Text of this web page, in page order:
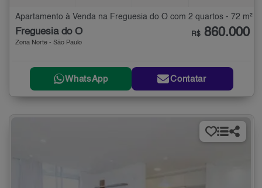
Apartamento à Venda na Freguesia do Ó com 2 quartos - 72 m²
Freguesia do Ó
Zona Norte - São Paulo
R$ 860.000
WhatsApp Contatar